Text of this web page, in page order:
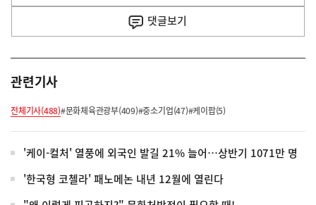
댓글보기
관련기사
전체기사(488)#문화체육관광부(409)#중소기업(47)#케이팝(5)
'케이-컬처' 열풍에 외국인 발길 21% 늘어…상반기 1071만 명
'한국형 코첼라' 패노메논 내년 12월에 열린다